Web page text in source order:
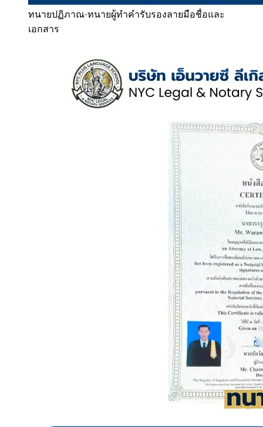
ทนายปฏิภาณ·ทนายผู้ทำคำรับรองลายมือชื่อและ
เอกสาร